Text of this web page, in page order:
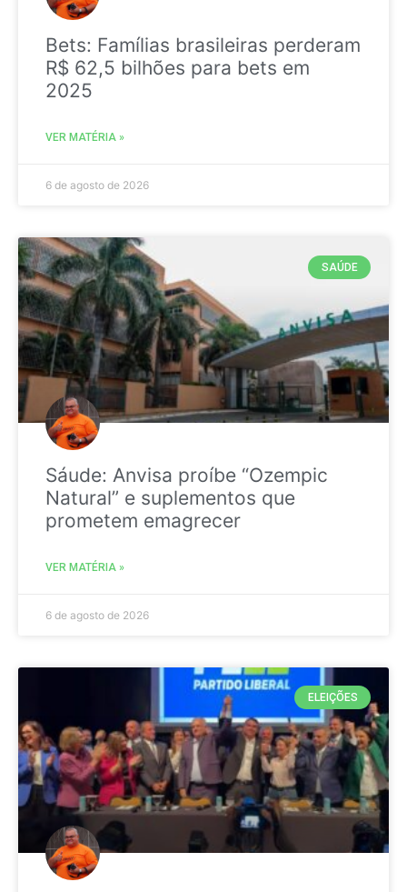
Bets: Famílias brasileiras perderam
R$ 62,5 bilhões para bets em
2025
VER MATÉRIA »
6 de agosto de 2026
SAÚDE
Sáude: Anvisa proíbe “Ozempic
Natural” e suplementos que
prometem emagrecer
VER MATÉRIA »
6 de agosto de 2026
ELEIÇÕES